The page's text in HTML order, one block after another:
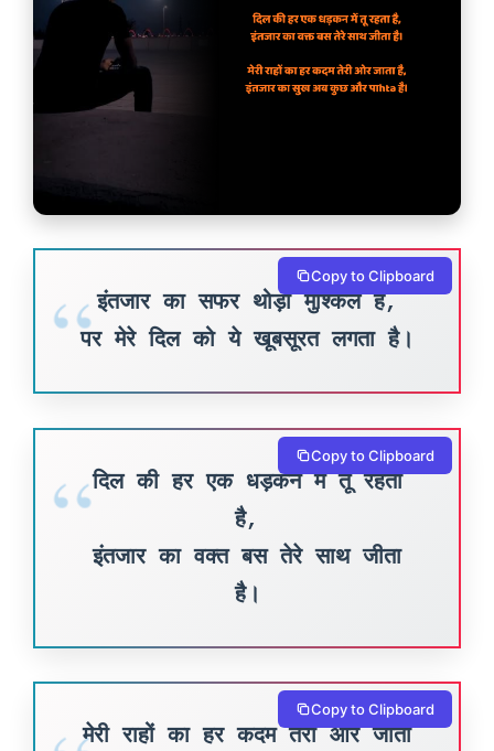
इंतजार का सफर थोड़ा मुश्किल है,
पर मेरे दिल को ये खूबसूरत लगता है।
Copy to Clipboard
दिल की हर एक धड़कन में तू रहता
है,
इंतजार का वक्त बस तेरे साथ जीता
है।
Copy to Clipboard
मेरी राहों का हर कदम तेरी ओर जाता
Copy to Clipboard